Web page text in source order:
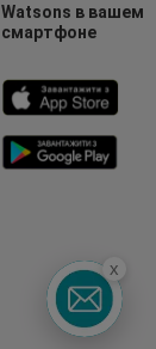
Watsons в вашем
смартфоне
x